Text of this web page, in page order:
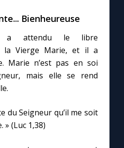
Bienheureuse
a attendu le libre
la Vierge Marie, et il a
Marie n’est pas en soi
mais elle se rend
du Seigneur qu’il me soit
(Luc 1,38)